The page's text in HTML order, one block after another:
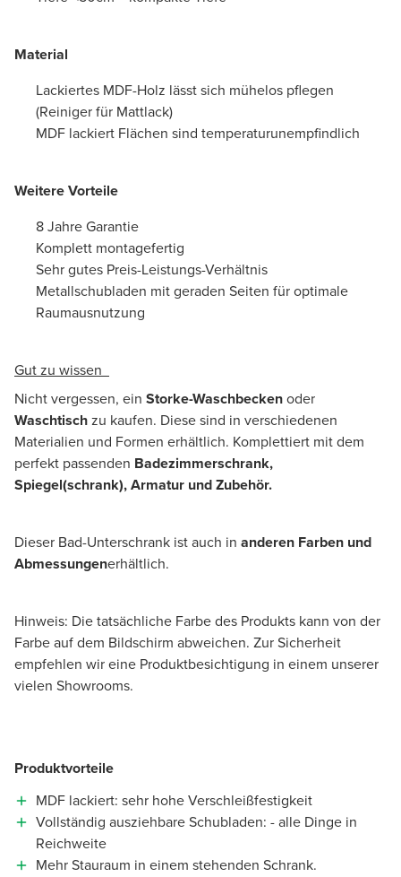
Material
Lackiertes MDF-Holz lässt sich mühelos pflegen
(Reiniger für Mattlack)
MDF lackiert Flächen sind temperaturunempfindlich
Weitere Vorteile
8 Jahre Garantie
Komplett montagefertig
Sehr gutes Preis-Leistungs-Verhältnis
Metallschubladen mit geraden Seiten für optimale
Raumausnutzung
Gut zu wissen
Nicht vergessen, ein Storke-Waschbeckenoder
Waschtischzu kaufen. Diese sind in verschiedenen
Materialien und Formen erhältlich. Komplettiert mit dem
perfekt passenden Badezimmerschrank,
Spiegel(schrank), Armatur und Zubehör.
Dieser Bad-Unterschrank ist auch in anderen Farben und
Abmessungenerhältlich.
Hinweis: Die tatsächliche Farbe des Produkts kann von der
Farbe auf dem Bildschirm abweichen. Zur Sicherheit
empfehlen wir eine Produktbesichtigung in einem unserer
vielen Showrooms.
Produktvorteile
MDF lackiert: sehr hohe Verschleißfestigkeit
Vollständig ausziehbare Schubladen: - alle Dinge in
Reichweite
Mehr Stauraum in einem stehenden Schrank.